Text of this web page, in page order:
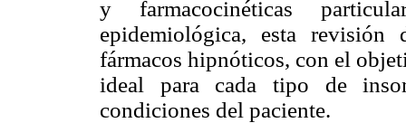
y farmacocinéticas
epidemiológica, esta
fármacos hipnóticos, con el
ideal para cada tipo de
condiciones del paciente.